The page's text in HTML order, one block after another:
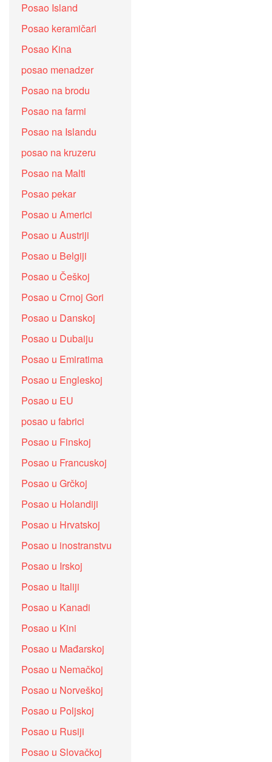
Posao Island
Posao keramičari
Posao Kina
posao menadzer
Posao na brodu
Posao na farmi
Posao na Islandu
posao na kruzeru
Posao na Malti
Posao pekar
Posao u Americi
Posao u Austriji
Posao u Belgiji
Posao u Češkoj
Posao u Crnoj Gori
Posao u Danskoj
Posao u Dubaiju
Posao u Emiratima
Posao u Engleskoj
Posao u EU
posao u fabrici
Posao u Finskoj
Posao u Francuskoj
Posao u Grčkoj
Posao u Holandiji
Posao u Hrvatskoj
Posao u inostranstvu
Posao u Irskoj
Posao u Italiji
Posao u Kanadi
Posao u Kini
Posao u Mađarskoj
Posao u Nemačkoj
Posao u Norveškoj
Posao u Poljskoj
Posao u Rusiji
Posao u Slovačkoj